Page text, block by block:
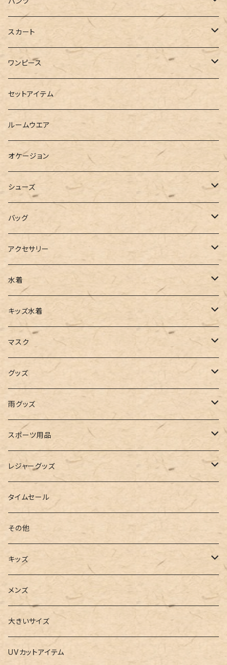
ブルゾン
ロングシャツ
ダウンジャケット
ベスト
カットソー
半袖
スウェット・パーカー
ニット
シャツ
ブラウス
カーディガン
ポロシャツ
ベスト
チュニック
タンクトップ
キャミソール
インナー
ビスチェ
デニム
スキニー
ショートパンツ
ハーフパンツ
スウェット
ジャージ
スラックス
ワイドパンツ
カーゴパンツ
サロペット
ガウチョ
レギンス
その他
スカート
ロング
ミニ
その他
ワンピース
シャツワンピース
スウェットワンピース
パーカーワンピース
ニットワンピース
キャミワンピース
サロペット
オールインワン
セットアイテム
ルームウエア
オケージョン
シューズ
ブーツ
パンプス
サンダル
スニーカー
フラットシューズ
レインシューズ
レースアップ
ルームシューズ
インソール
ローファー
バッグ
トートバッグ
ショルダー
バックパック
カゴバッグ
エコバッグ
リュック
ハンドバッグ
ボストンバッグ
アクセサリー
その他
水着
ワンピース
ビキニ
ワンショルダー
オフショルダー
バンドゥ
タンキニ
キャミキニ
フィットネス
2点セット
3点セット
4点セット
5点セット
キッズ水着
女の子
男の子
ユニセックス
マスク
アクセサリー
マスクケース
グッズ
帽子
ストール・マフラー
手袋
ポーチ
パスケース
ウォレット
カードケース
キーケース
メガネチェーン
雨グッズ
レインコート
スポーツ用品
トレーニング・スポーツウェア
トレーニンググッズ
ヨガウェア
ヨガソックス
ヨガグッズ
ヨガマット
レジャーグッズ
ビーチグッズ
タイムセール
その他
キッズ
Girls
水着
バレー
Boys
水着
グッズ
メンズ
大きいサイズ
UVカットアイテム